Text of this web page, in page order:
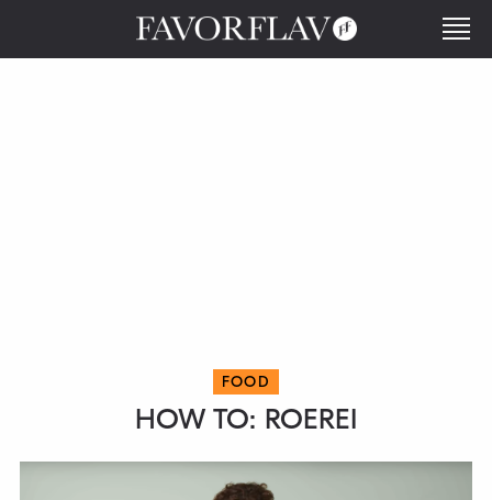
FOOD
HOW TO: ROEREI